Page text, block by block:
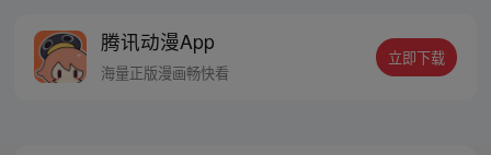
腾讯动漫App
海量正版漫画畅快看
立即下载